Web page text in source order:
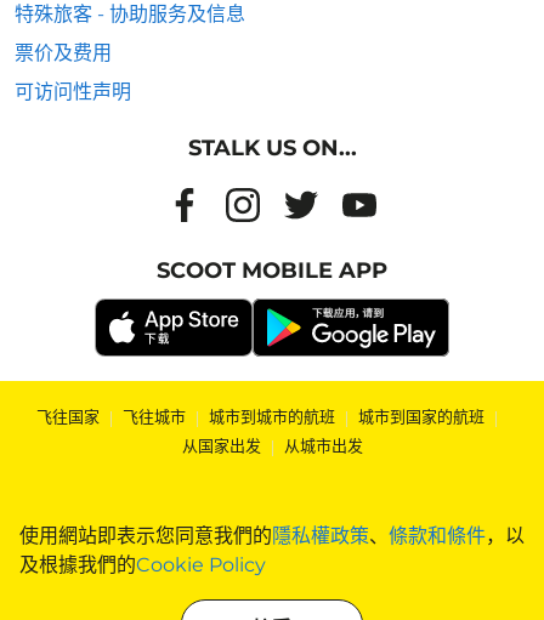
使用網站即表示您同意我們的隱私權政策、 條款和條件，以
及根據我們的Cookie Policy
特殊旅客 - 协助服务及信息
票价及费用
可访问性声明
STALK US ON...
SCOOT MOBILE APP
飞往国家 | 飞往城市 | 城市到城市的航班 | 城市到国家的航班 |
从国家出发 | 从城市出发